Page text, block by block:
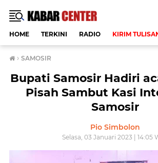
HOME TERKINI RADIO KIRIM
› SAMOSIR
Bupati Samosir Hadiri
Pisah Sambut Kasi
Samosir
Pio Simbolon
Selasa, 03 Januari 2023 | 14:05